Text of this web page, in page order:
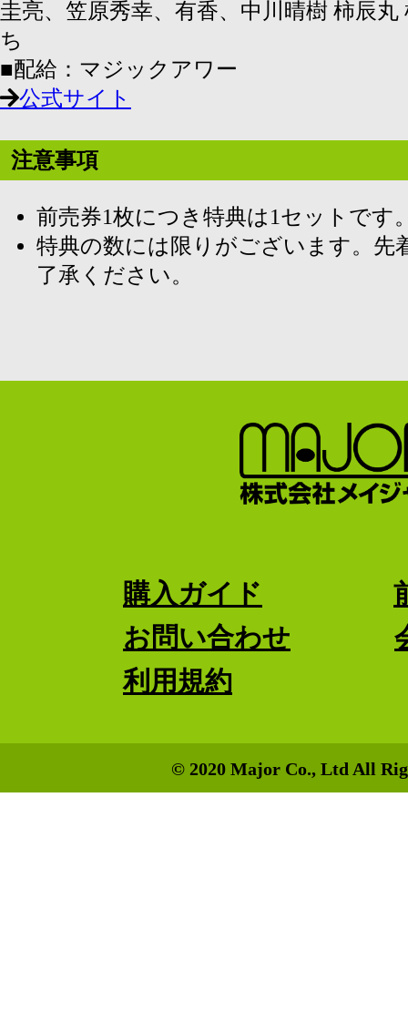
圭亮、笠原秀幸、有香、中川晴樹 柿辰
ち
■配給：マジックアワー
公式サイト
注意事項
前売券1枚につき特典は1セットです
特典の数には限りがございます。先
了承ください。
購入ガイド
お問い合わせ
利用規約
© 2020 Major Co., Ltd All